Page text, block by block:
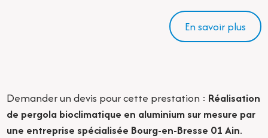
En savoir plus
Demander un devis pour cette prestation : Réalisation
de pergola bioclimatique en aluminium sur mesure par
une entreprise spécialisée Bourg-en-Bresse 01 Ain.